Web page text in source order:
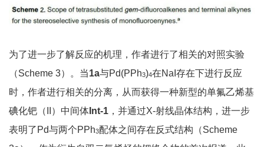
为了进一步了解反应的机理，作者进行了相关的对照实验
（Scheme 3）。当1a与Pd(PPh3)4在NaI存在下进行反应
时，作者进行相关的分离，从而获得一种新型的单氟乙烯基
碘化钯（II）中间体 Int-1 ，并通过X-射线晶体结构，进一步
表明了Pd与两个PPh3配体之间存在反式结构（Scheme